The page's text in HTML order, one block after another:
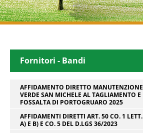
Fornitori - Bandi
AFFIDAMENTO DIRETTO MANUTENZIONE
VERDE SAN MICHELE AL TAGLIAMENTO E
FOSSALTA DI PORTOGRUARO 2025
AFFIDAMENTI DIRETTI ART. 50 CO. 1 LETT.
A) E B) E CO. 5 DEL D.LGS 36/2023